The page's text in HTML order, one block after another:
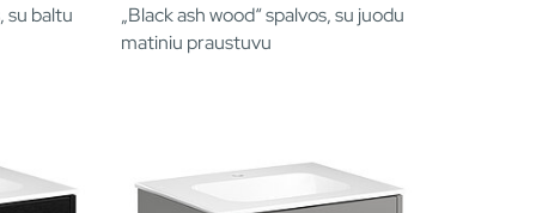
su baltu
„Black ash wood“ spalvos, su juodu
matiniu praustuvu